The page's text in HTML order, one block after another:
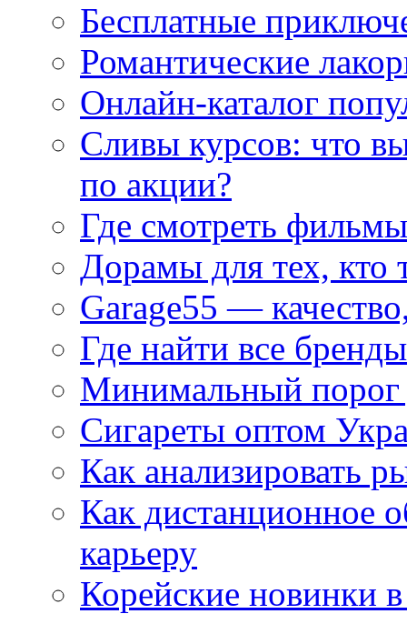
Бесплатные
Романтические
Онлайн-каталог
Сливы курсов: что
по акции?
Где смотреть
Дорамы для тех, кто
Garage55 —
Где найти все
Минимальный порог
Сигареты оптом
Как анализировать
Как дистанционное
карьеру
Корейские новинки